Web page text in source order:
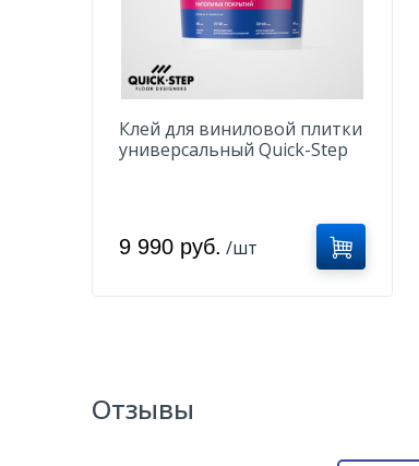
Клей для виниловой плитки
универсальный Quick-Step
9 990 руб. /шт
Отзывы